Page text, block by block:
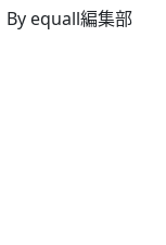
By equall編集部